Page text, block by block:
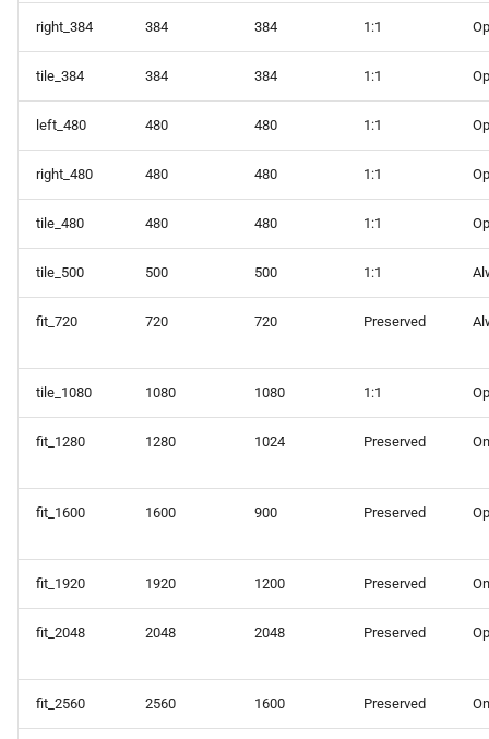
right_384 384 384 1:1
tile_384 384 384 1:1
left_480 480 480 1:1
right_480 480 480 1:1
tile_480 480 480 1:1
tile_500 500 500 1:1
fit_720 720 720 Preserved
tile_1080 1080 1080 1:1
fit_1280 1280 1024 Preserved
fit_1600 1600 900 Preserved
fit_1920 1920 1200 Preserved
fit_2048 2048 2048 Preserved
fit_2560 2560 1600 Preserved